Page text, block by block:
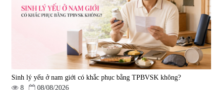
50ml)
789.120
1.200.000 đ
50ml)
|67.440
950.000 đ
Sinh lý yếu ở nam giới có khắc phục bằng TPBVSK không?
8
08/08/2026